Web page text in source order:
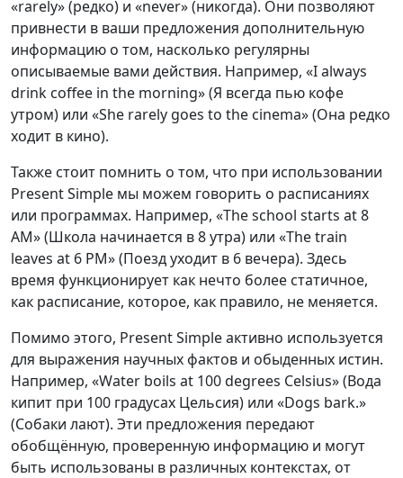
«rarely» (редко) и «never» (никогда). Они позволяют
привнести в ваши предложения дополнительную
информацию о том, насколько регулярны
описываемые вами действия. Например, «I always
drink coffee in the morning» (Я всегда пью кофе
утром) или «She rarely goes to the cinema» (Она редко
ходит в кино).
Также стоит помнить о том, что при использовании
Present Simple мы можем говорить о расписаниях
или программах. Например, «The school starts at 8
AM» (Школа начинается в 8 утра) или «The train
leaves at 6 PM» (Поезд уходит в 6 вечера). Здесь
время функционирует как нечто более статичное,
как расписание, которое, как правило, не меняется.
Помимо этого, Present Simple активно используется
для выражения научных фактов и обыденных истин.
Например, «Water boils at 100 degrees Celsius» (Вода
кипит при 100 градусах Цельсия) или «Dogs bark.»
(Собаки лают). Эти предложения передают
обобщённую, проверенную информацию и могут
быть использованы в различных контекстах, от